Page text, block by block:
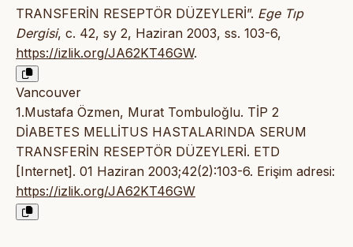
TRANSFERİN RESEPTÖR DÜZEYLERİ”. Ege Tıp
Dergisi, c. 42, sy 2, Haziran 2003, ss. 103-6,
https://izlik.org/JA62KT46GW.
Vancouver
1.Mustafa Özmen, Murat Tombuloğlu. TİP 2
DİABETES MELLİTUS HASTALARINDA SERUM
TRANSFERİN RESEPTÖR DÜZEYLERİ. ETD
[Internet]. 01 Haziran 2003;42(2):103-6. Erişim adresi:
https://izlik.org/JA62KT46GW